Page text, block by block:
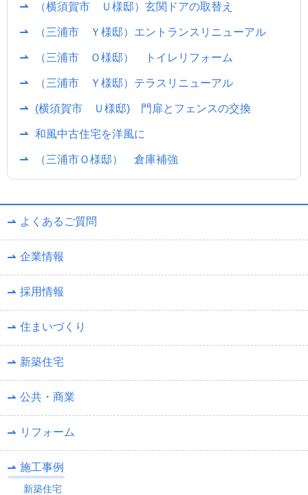
（横須賀市 Ｕ様邸）玄関ドアの取替え
（三浦市 Ｙ様邸）エントランスリニューアル
（三浦市 Ｏ様邸） トイレリフォーム
（三浦市 Ｙ様邸）テラスリニューアル
(横須賀市 Ｕ様邸) 門扉とフェンスの交換
和風中古住宅を洋風に
（三浦市Ｏ様邸） 倉庫補強
よくあるご質問
企業情報
採用情報
住まいづくり
新築住宅
公共・商業
リフォーム
施工事例
新築住宅